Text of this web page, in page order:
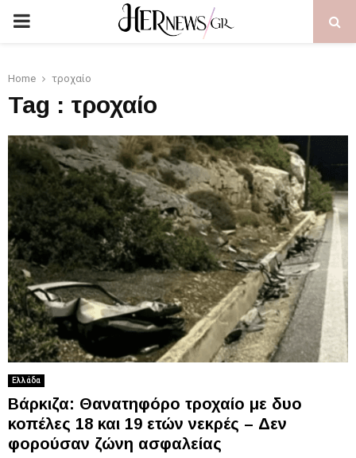
PRIMARY
Home τροχαίο
Tag : τροχαίο
Ελλάδα
Βάρκιζα: Θανατηφόρο τροχαίο με δυο
κοπέλες 18 και 19 ετών νεκρές – Δεν
φορούσαν ζώνη ασφαλείας